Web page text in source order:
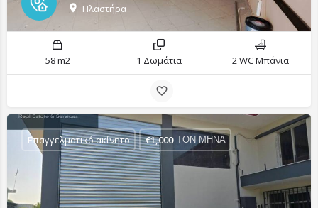
Πλαστήρα
58 m2 1 Δωμάτια 2 WC Μπάνια
Επαγγελματικό ακίνητο €1,000 ΤΟΝ ΜΗΝΑ